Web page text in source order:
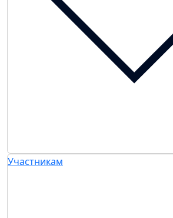
Участникам